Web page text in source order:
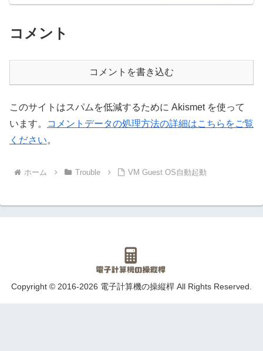
コメント
コメントを書き込む
このサイトはスパムを低減するために Akismet を使って
います。
コメントデータの処理方法の詳細はこちらをご覧
ください。
ホーム Trouble VM Guest OS自動起動
Copyright © 2016-2026 電子計算機の操縦桿 All Rights Reserved.